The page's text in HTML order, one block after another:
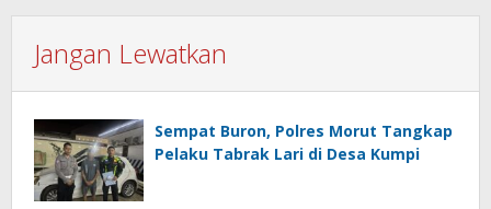
Jangan Lewatkan
Sempat Buron, Polres Morut Tangkap
Pelaku Tabrak Lari di Desa Kumpi